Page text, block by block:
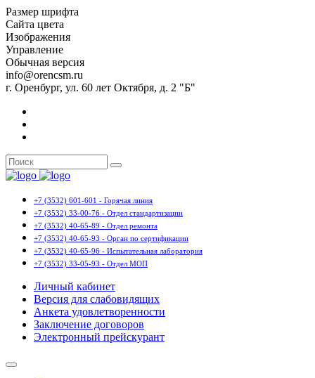
Размер шрифта
Сайта цвета
Изображения
Управление
Обычная версия
info@orencsm.ru
г. Оренбург, ул. 60 лет Октября, д. 2 "Б"
+7 (3532) 601-601 - Горячая линия
+7 (3532) 33-00-76 - Отдел стандартизации
+7 (3532) 40-65-89 - Отдел ремонта
+7 (3532) 40-65-93 - Орган по сертификации
+7 (3532) 40-65-96 - Испытательная лаборатория
+7 (3532) 33-05-93 - Отдел МОП
Личный кабинет
Версия для слабовидящих
Анкета удовлетворенности
Заключение договоров
Электронный прейскурант